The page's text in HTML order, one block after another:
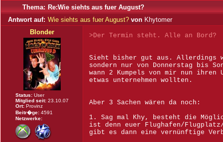
Thema: Re:Wie siehts aus fuer August?
Antwort auf: Wie siehts aus fuer August? von Khytomer
Blonder
Status: User
Mitglied seit: 23.10.07
Ort: Provinz
Beitr�ge: 4591
Netzwerke:
>Der Termin steht. Alle an Bord?
Sieht bisher gut aus. Allerdings
sondern nur von Donnerstag bis
wann 2 Kumpels von mir nun ihren
etwas unternehmen wollten.
Aber 3 Sachen wären da noch:
1. Sag mal Khy, besteht die
ist denn euer Flughafen/
gibt es dann eine vernünftige